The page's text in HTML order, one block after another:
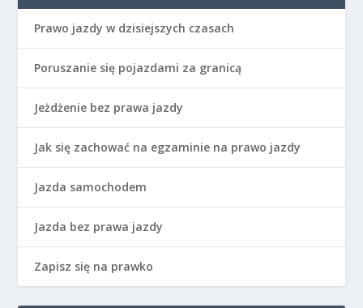
Prawo jazdy w dzisiejszych czasach
Poruszanie się pojazdami za granicą
Jeżdżenie bez prawa jazdy
Jak się zachować na egzaminie na prawo jazdy
Jazda samochodem
Jazda bez prawa jazdy
Zapisz się na prawko